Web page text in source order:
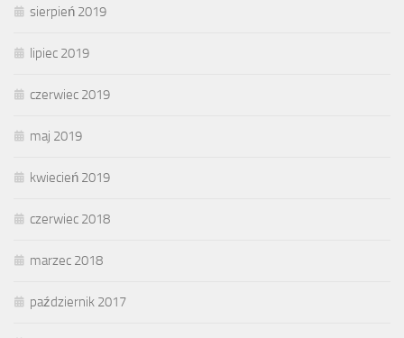
sierpień 2019
lipiec 2019
czerwiec 2019
maj 2019
kwiecień 2019
czerwiec 2018
marzec 2018
październik 2017